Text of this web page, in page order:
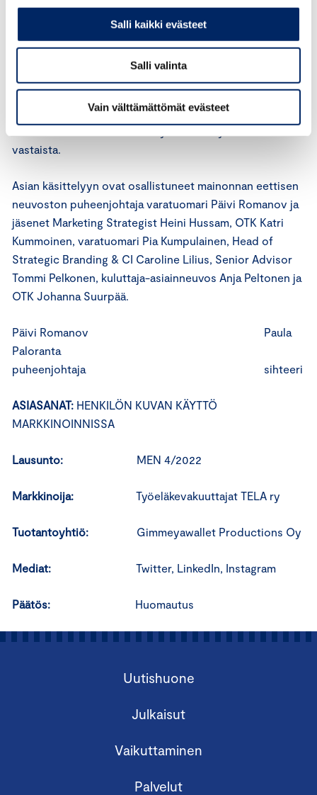
Salli kaikki evästeet
Salli valinta
Vain välttämättömät evästeet
Henkilö on tunnistettavissa. Henkilö ei ole antanut
suostumusta kuvansa käyttämiseen
markkinointitarkoituksessa.
Mainonnan eettinen neuvosto katsoo, että markkinoija
on menetellyt ICC:n markkinoinnin perussääntöjen 14
vastaista.
Asian käsittelyyn ovat osallistuneet mainonnan eettisen
neuvoston puheenjohtaja varatuomari Päivi Romanov ja
jäsenet Marketing Strategist Heini Hussam, OTK Katri
Kummoinen, varatuomari Pia Kumpulainen, Head of
Strategic Branding & CI Caroline Lilius, Senior Advisor
Tommi Pelkonen, kuluttaja-asiainneuvos Anja Peltonen ja
OTK Johanna Suurpää.
Päivi Romanov Paula
Paloranta
puheenjohtaja sihteeri
ASIASANAT: HENKILÖN KUVAN KÄYTTÖ
MARKKINOINNISSA
Lausunto: MEN 4/2022
Markkinoija: Työeläkevakuuttajat TELA ry
Tuotantoyhtiö: Gimmeyawallet Productions Oy
Mediat: Twitter, LinkedIn, Instagram
Päätös: Huomautus
Uutishuone
Julkaisut
Vaikuttaminen
Palvelut